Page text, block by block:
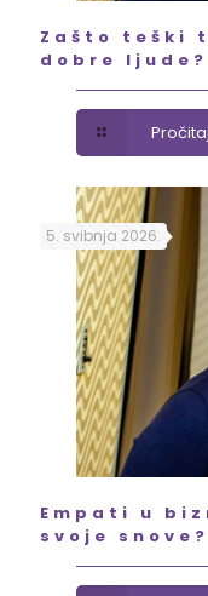
Zašto teški
dobre ljude?
5. svibnja 2026.
Empati u
svoje snove?